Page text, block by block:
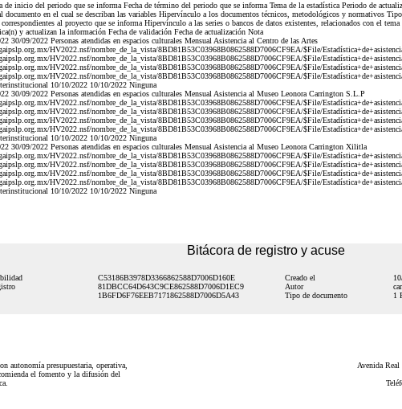
de inicio del periodo que se informa Fecha de término del periodo que se informa Tema de la estadística Periodo de
documento en el cual se describan las variables Hipervínculo a los documentos técnicos, metodológicos y normativos
correspondientes al proyecto que se informa Hipervínculo a las series o bancos de datos existentes, relacionados con el tema
y actualizan la información Fecha de validación Fecha de actualización Nota
30/09/2022 Personas atendidas en espacios culturales Mensual Asistencia al Centro de las Artes
HV2022.nsf/nombre_de_la_vista/8BD81B53C03968B0862588D7006CF9EA/$File/
HV2022.nsf/nombre_de_la_vista/8BD81B53C03968B0862588D7006CF9EA/$File/
HV2022.nsf/nombre_de_la_vista/8BD81B53C03968B0862588D7006CF9EA/$File/
HV2022.nsf/nombre_de_la_vista/8BD81B53C03968B0862588D7006CF9EA/$File/
10/10/2022 10/10/2022 Ninguna
30/09/2022 Personas atendidas en espacios culturales Mensual Asistencia al Museo Leonora Carrington S.L.P
HV2022.nsf/nombre_de_la_vista/8BD81B53C03968B0862588D7006CF9EA/$File/
HV2022.nsf/nombre_de_la_vista/8BD81B53C03968B0862588D7006CF9EA/$File/
HV2022.nsf/nombre_de_la_vista/8BD81B53C03968B0862588D7006CF9EA/$File/
HV2022.nsf/nombre_de_la_vista/8BD81B53C03968B0862588D7006CF9EA/$File/
10/10/2022 10/10/2022 Ninguna
30/09/2022 Personas atendidas en espacios culturales Mensual Asistencia al Museo Leonora Carrington Xilitla
HV2022.nsf/nombre_de_la_vista/8BD81B53C03968B0862588D7006CF9EA/$File/
HV2022.nsf/nombre_de_la_vista/8BD81B53C03968B0862588D7006CF9EA/$File/
HV2022.nsf/nombre_de_la_vista/8BD81B53C03968B0862588D7006CF9EA/$File/
HV2022.nsf/nombre_de_la_vista/8BD81B53C03968B0862588D7006CF9EA/$File/
10/10/2022 10/10/2022 Ninguna
Bitácora de registro y acuse
C53186B3978D3366862588D7006D160E Creado el
81DBCC64D643C9CE862588D7006D1EC9 Autor
1B6FD6F76EEB7171862588D7006D5A43 Tipo de documento 1
autonomía presupuestaria, operativa,
el fomento y la difusión del
Avenida